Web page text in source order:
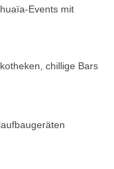
Events mit
chillige Bars